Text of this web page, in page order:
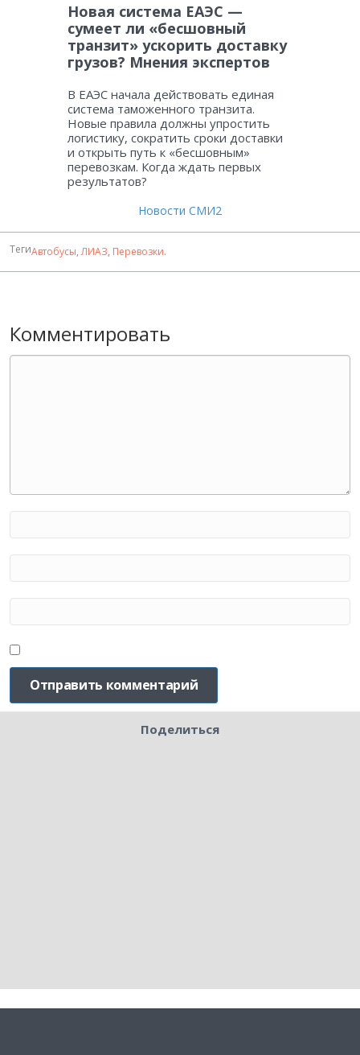
Новая система ЕАЭС —
сумеет ли «бесшовный
транзит» ускорить доставку
грузов? Мнения экспертов
В ЕАЭС начала действовать единая
система таможенного транзита.
Новые правила должны упростить
логистику, сократить сроки доставки
и открыть путь к «бесшовным»
перевозкам. Когда ждать первых
результатов?
Новости СМИ2
ТегиАвтобусы,ЛИАЗ, Перевозки.
Комментировать
Поделиться